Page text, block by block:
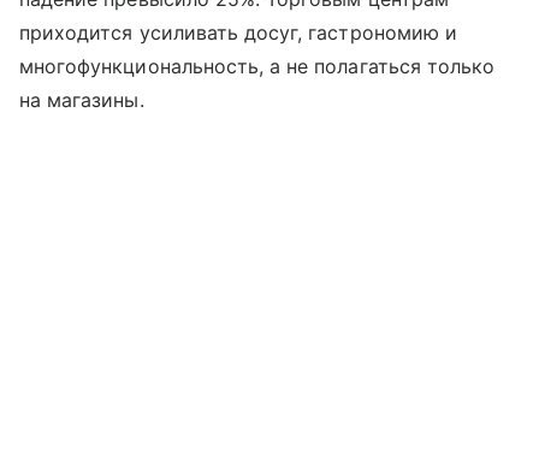
приходится усиливать досуг, гастрономию и
многофункциональность, а не полагаться только
на магазины.